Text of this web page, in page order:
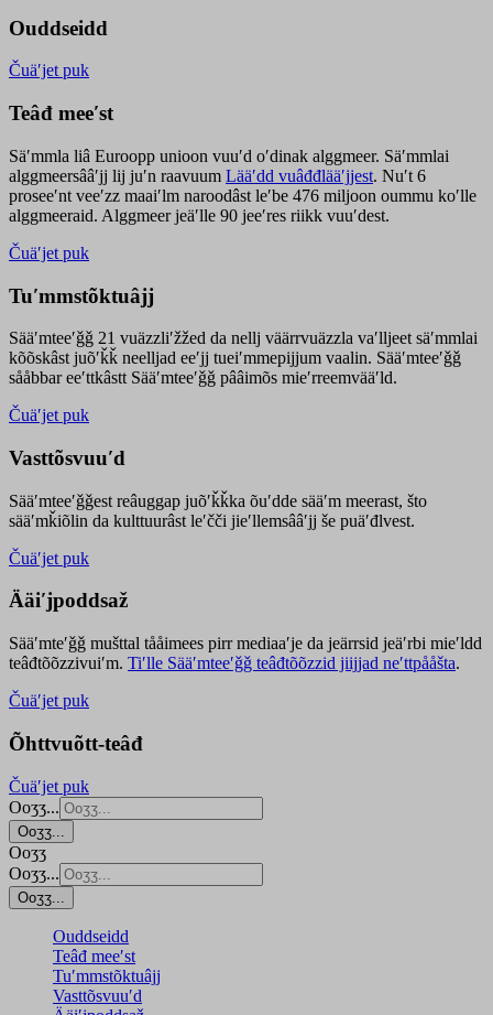
Ouddseidd
Čuäʹjet puk
Teâđ meeʹst
Säʹmmla liâ Euroopp unioon vuuʹd oʹdinak alggmeer. Säʹmmlai
alggmeersââʹjj lij juʹn raavuum Lääʹdd vuâđđlääʹjjest. Nuʹt 6
proseeʹnt veeʹzz maaiʹlm naroodâst leʹbe 476 miljoon oummu koʹlle
alggmeeraid. Alggmeer jeäʹlle 90 jeeʹres riikk vuuʹdest.
Čuäʹjet puk
Tuʹmmstõktuâjj
Sääʹmteeʹǧǧ 21 vuäzzliʹžžed da nellj väärrvuäzzla vaʹlljeet säʹmmlai
kõõskâst juõʹǩǩ neelljad eeʹjj tueiʹmmepijjum vaalin. Sääʹmteeʹǧǧ
sååbbar eeʹttkâstt Sääʹmteeʹǧǧ pââimõs mieʹrreemvääʹld.
Čuäʹjet puk
Vasttõsvuuʹd
Sääʹmteeʹǧǧest reâuggap juõʹǩǩka õuʹdde sääʹm meerast, što
sääʹmǩiõlin da kulttuurâst leʹčči jieʹllemsââʹjj še puäʹđlvest.
Čuäʹjet puk
Ääiʹjpoddsaž
Sääʹmteʹǧǧ mušttal tååimees pirr mediaaʹje da jeärrsid jeäʹrbi mieʹldd
teâđtõõzzivuiʹm. Tiʹlle Sääʹmteeʹǧǧ teâđtõõzzid jiijjad neʹttpååšta.
Čuäʹjet puk
Õhttvuõtt-teâđ
Čuäʹjet puk
Ooʒʒ...
Ooʒʒ...
Ooʒʒ
Ooʒʒ...
Ooʒʒ...
Ouddseidd
Teâđ meeʹst
Tuʹmmstõktuâjj
Vasttõsvuuʹd